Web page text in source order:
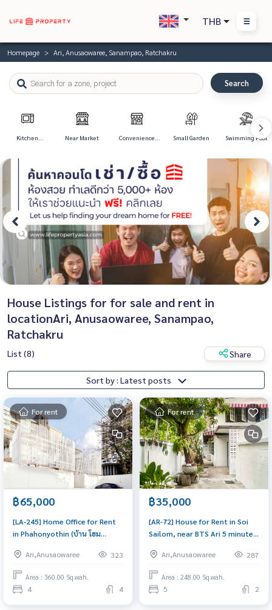
THB
Homepage Ari, Anusaowaree, Sanampao, Ratchakru
Search
Kitchen Near Market Convenience Small Garden Swimming Pool
House Listings for for sale and rent in
locationAri, Anusaowaree, Sanampao,
Ratchakru
List (8) Share
Sort by : Latest posts
For rent
฿65,000
[LA-245] Home Office for Rent
in Phahonyothin (บ้าน โฮม
Rent 4 Bedroom Near Saphan
Taksin House for rent, ready to
move in, urgent!
Ari,Anusaowaree 323
Area : 360.00 Sq.wah.
4 4
For rent
฿35,000
[AR-72] House for Rent in Soi
Sailom, near BTS Ari 5 minutes
เช่า 2 ชั้น 62 ตร.วา ในซอยสายลม 1
ใจกลางอารีย์ ใกล้ BTS 5 นาที) :
House for Rent 5 Bedroom Near
Ari Beautiful house, great
location
Ari,Anusaowaree 287
Area : 248.00 Sq.wah.
5 2